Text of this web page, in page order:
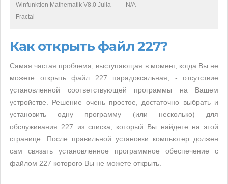
Winfunktion Mathematik V8.0 Julia
Fractal
N/A
Как открыть файл 227?
Самая частая проблема, выступающая в момент, когда Вы не
можете открыть файл 227 парадоксальная, - отсутствие
установленной соответствующей программы на Вашем
устройстве. Решение очень простое, достаточно выбрать и
установить одну программу (или несколько) для
обслуживания 227 из списка, который Вы найдете на этой
странице. После правильной установки компьютер должен
сам связать установленное программное обеспечение с
файлом 227 которого Вы не можете открыть.